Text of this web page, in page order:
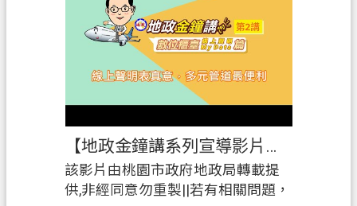
【地政金鐘講系列宣導影片】第2講~數位櫃臺「線上聲明、MyData」篇-線上聲明表真意，多元管道最便
該影片由桃園市政府地政局轉載提
供,非經同意勿重製||若有相關問題，